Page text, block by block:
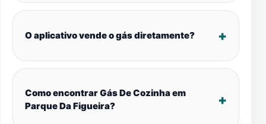
O aplicativo vende o gás diretamente?
Como encontrar Gás De Cozinha em
Parque Da Figueira?